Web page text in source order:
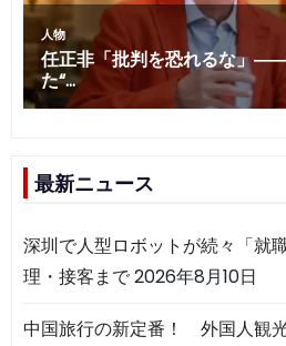
最新ニュース
深圳で人型ロボットが続々「
理・接客まで2026年8月10日
中国旅行の新定番！ 外国人観